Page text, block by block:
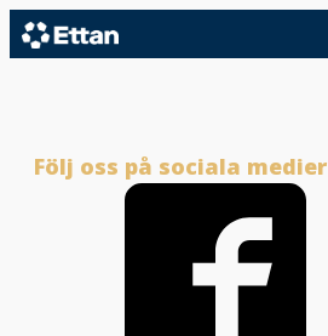
Följ oss på sociala medier